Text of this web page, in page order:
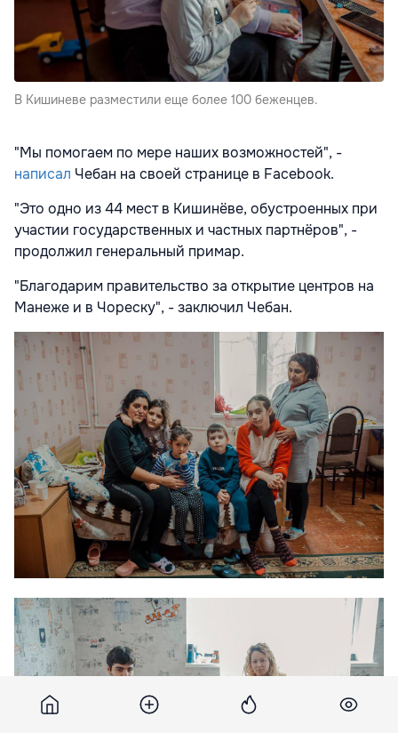
В Кишиневе разместили еще более 100 беженцев.
"Мы помогаем по мере наших возможностей", -
написал Чебан на своей странице в Facebook.
"Это одно из 44 мест в Кишинёве, обустроенных при
участии государственных и частных партнёров", -
продолжил генеральный примар.
"Благодарим правительство за открытие центров на
Манеже и в Чореску", - заключил Чебан.